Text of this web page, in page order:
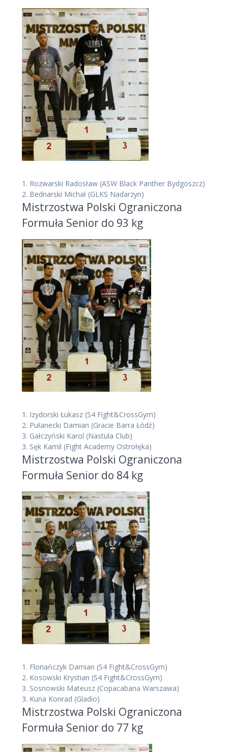
1. Rozwarski Radosław (ASW Black Panther Bydgoszcz)
2. Bednarski Michał (GLKS Nadarzyn)
Mistrzostwa Polski Ograniczona
Formuła Senior do 93 kg
1. Izydorski Łukasz (S4 Fight&CrossGym)
2. Pułanecki Damian (Gracie Barra Łódź)
3. Gałczyński Karol (Nastula Club)
3. Sęk Kamil (Fight Academy Ostrołęka)
Mistrzostwa Polski Ograniczona
Formuła Senior do 84 kg
1. Floriańczyk Damian (S4 Fight&CrossGym)
2. Kosowski Krystian (S4 Fight&CrossGym)
3. Sosnowski Mateusz (Copacabana Warszawa)
3. Kuna Konrad (Gladio)
Mistrzostwa Polski Ograniczona
Formuła Senior do 77 kg